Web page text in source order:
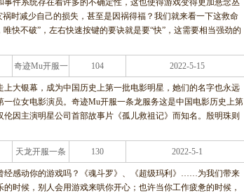
件系统存在着许多的不确定性，这也使得游戏变得更加悬念丛
时减少自己的损失，甚至是因祸得福？我们就来看一下这救命
不破”，左右快速按键的要诀就是要“快”，这需要相当强劲的
奇迹Mu开服一
条龙服务
104 2022-5-15
大银幕，成为中国历史上第一批电影明星，她们的名字也永远
位女电影演员。奇迹Mu开服一条龙服务这是中国电影历史上第
因主演明星公司首部故事片《孤儿救祖记》而知名。殷明珠则
天龙开服一条
龙服务
130 2022-5-1
经感动你的游戏吗？《魂斗罗》、《超级玛利》……为我们带来
时候，别人会用游戏来哄你开心；也许当你工作疲惫的时候，